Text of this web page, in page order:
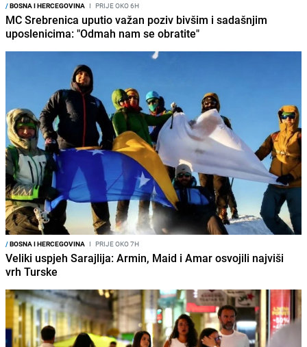
/BOSNA I HERCEGOVINA I PRIJE OKO 6H
MC Srebrenica uputio važan poziv bivšim i sadašnjim
uposlenicima: "Odmah nam se obratite"
/BOSNA I HERCEGOVINA I PRIJE OKO 7H
Veliki uspjeh Sarajlija: Armin, Maid i Amar osvojili najviši
vrh Turske